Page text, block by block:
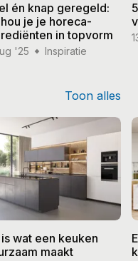
én knap geregeld:
je je horeca-
in topvorm
'25 Inspiratie
Toon alles
is wat een keuken
maakt